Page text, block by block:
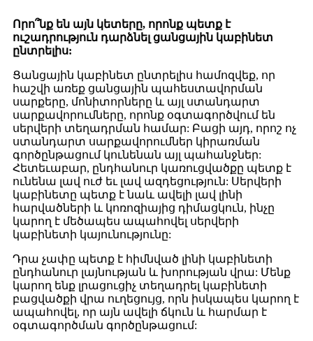
Որո՞նք են այն կետերը, որոնք պետք է
ուշադրություն դարձնել ցանցային կաբինետ
ընտրելիս:
Ցանցային կաբինետ ընտրելիս համոզվեք, որ
հաշվի առեք ցանցային պահեստավորման
սարքերը, մոնիտորները և այլ ստանդարտ
սարքավորումները, որոնք օգտագործվում են
սերվերի տեղադրման համար: Բացի այդ, որոշ ոչ
ստանդարտ սարքավորումներ կիրառման
գործընթացում կունենան այլ պահանջներ:
Հետեւաբար, ընդհանուր կառուցվածքը պետք է
ունենա լավ ուժ եւ լավ ազդեցություն: Սերվերի
կաբինետը պետք է նաև ավելի լավ լինի
հարվածների և կոռոզիայից դիմացկուն, ինչը
կարող է մեծապես ապահովել սերվերի
կաբինետի կայունությունը:
Դրա չափը պետք է հիմնված լինի կաբինետի
ընդհանուր լայնության և խորության վրա: Մենք
կարող ենք լրացուցիչ տեղադրել կաբինետի
բացվածքի վրա ուղեցույց, որն իսկապես կարող է
ապահովել, որ այն ավելի ճկուն և հարմար է
օգտագործման գործընթացում: